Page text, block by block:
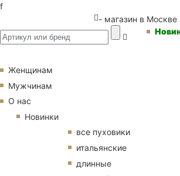
f
- магазин в Москве
Женщинам
Мужчинам
О нас
Новинки
все пуховики
итальянские
длинные